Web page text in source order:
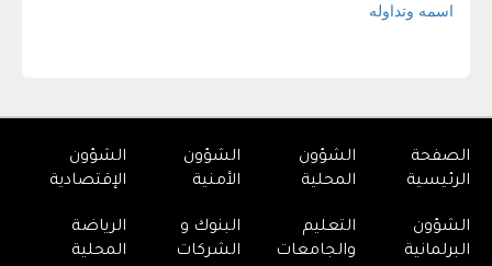
الصفحة
الرئيسية
الشؤون
المحلية
الشؤون
الأمنية
الشؤون
الإقتصادية
الشؤون
البرلمانية
التعليم
والجامعات
البنوك و
الشركات
الرياضة
المحلية